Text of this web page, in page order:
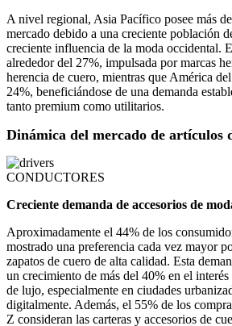
A nivel regional, Asia Pacífico posee más
mercado debido a una creciente población
creciente influencia de la moda occidental.
alrededor del 27%, impulsada por marcas
herencia de cuero, mientras que América
24%, beneficiándose de una demanda
tanto premium como utilitarios.
Dinámica del mercado de artículos
CONDUCTORES
Creciente demanda de accesorios de
Aproximadamente el 44% de los
mostrado una preferencia cada vez mayor
zapatos de cuero de alta calidad. Esta
un crecimiento de más del 40% en el
de lujo, especialmente en ciudades
digitalmente. Además, el 55% de los
Z consideran las carteras y accesorios de